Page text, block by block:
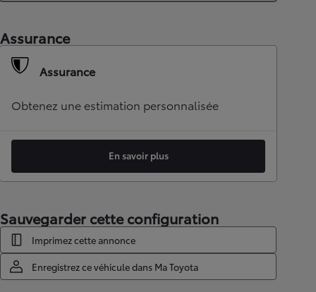
Assurance
Assurance
Obtenez une estimation personnalisée
En savoir plus
Sauvegarder cette configuration
Imprimez cette annonce
Enregistrez ce véhicule dans Ma Toyota